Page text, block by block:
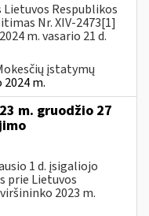
Respublikos
Nr. XIV-2473[1]
m. vasario 21 d.
įstatymų
m.
m. gruodžio 27
1 d. įsigaliojo
prie Lietuvos
2023 m.